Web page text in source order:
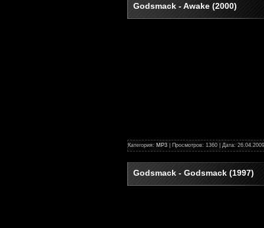
Godsmack - Awake (2000)
Категория: MP3 | Просмотров: 1360 | Дата: 26.04.2009
Godsmack - Godsmack (1997)